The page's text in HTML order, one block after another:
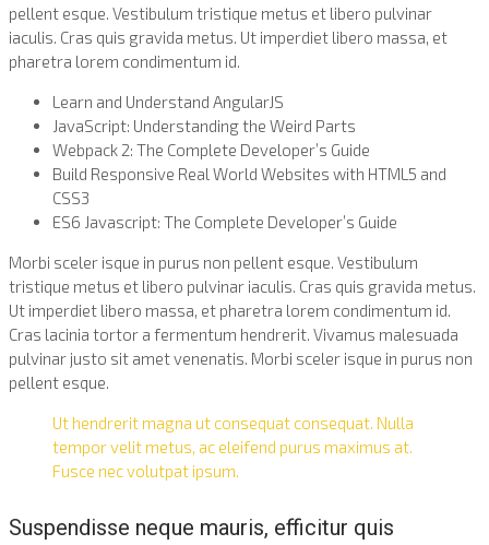
pellent esque. Vestibulum tristique metus et libero pulvinar
iaculis. Cras quis gravida metus. Ut imperdiet libero massa, et
pharetra lorem condimentum id.
Learn and Understand AngularJS
JavaScript: Understanding the Weird Parts
Webpack 2: The Complete Developer’s Guide
Build Responsive Real World Websites with HTML5 and
CSS3
ES6 Javascript: The Complete Developer’s Guide
Morbi sceler isque in purus non pellent esque. Vestibulum
tristique metus et libero pulvinar iaculis. Cras quis gravida metus.
Ut imperdiet libero massa, et pharetra lorem condimentum id.
Cras lacinia tortor a fermentum hendrerit. Vivamus malesuada
pulvinar justo sit amet venenatis. Morbi sceler isque in purus non
pellent esque.
Ut hendrerit magna ut consequat consequat. Nulla
tempor velit metus, ac eleifend purus maximus at.
Fusce nec volutpat ipsum.
Suspendisse neque mauris, efficitur quis